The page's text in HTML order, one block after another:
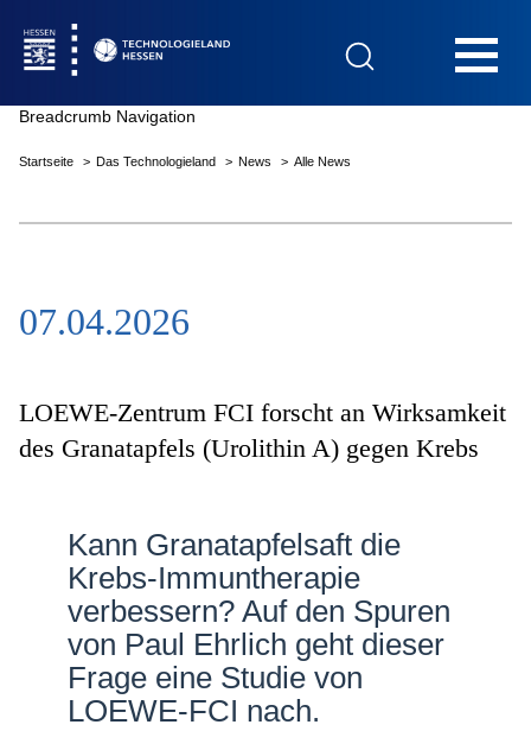
Das Technologieland
Innovationsfelder
Netzwerke
Breadcrumb Navigation
Startseite Das Technologieland News Alle News
07.04.2026
LOEWE-Zentrum FCI forscht an Wirksamkeit
des Granatapfels (Urolithin A) gegen Krebs
Kann Granatapfelsaft die
Krebs-Immuntherapie
verbessern? Auf den Spuren
von Paul Ehrlich geht dieser
Frage eine Studie von
LOEWE-FCI nach.